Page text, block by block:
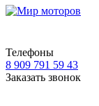
Телефоны
8 909 791 59 43
Заказать звонок